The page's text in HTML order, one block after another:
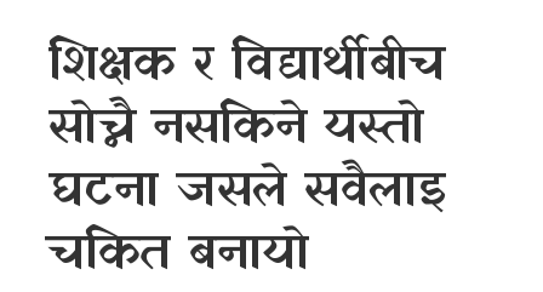
शिक्षक र विद्यार्थीबीच
साेच्नै नसकिने यस्ताे
घटना जसले सवैलाइ
चकित बनायाे